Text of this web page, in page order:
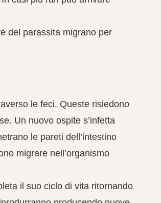
del parassita migrano per
le feci. Queste risiedono
Un nuovo ospite s’infetta
le pareti dell’intestino
migrare nell’organismo
il suo ciclo di vita ritornando